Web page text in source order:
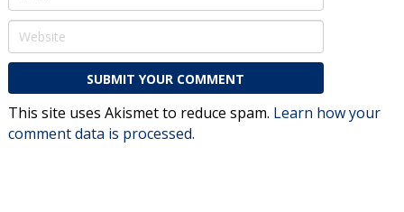
This site uses Akismet to reduce spam. Learn how your
comment data is processed.